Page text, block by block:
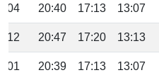
13:07
17:13
20:40
13:13
17:20
20:47
13:07
17:13
20:39